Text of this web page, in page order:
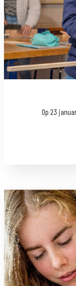
Op 23